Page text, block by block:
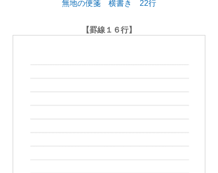
無地の便箋 横書き 22行
【罫線１６行】